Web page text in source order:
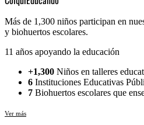
Más de 1,300 niños participan en
y biohuertos escolares.
11 años apoyando la educación
+1,300 Niños en talleres
6 Instituciones Educativas
7 Biohuertos escolares que
Ver más